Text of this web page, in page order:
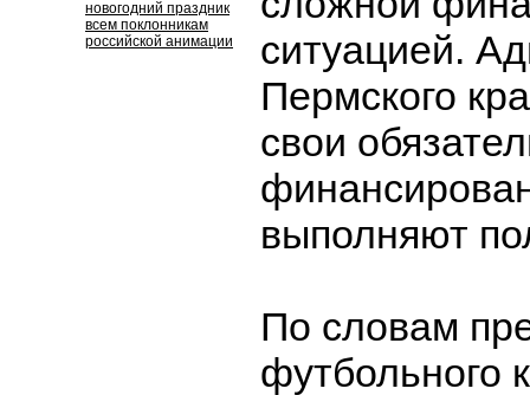
новогодний праздник
всем поклонникам
российской анимации
ситуацией.
Пермского
свои
выполняют
По словам
футбольного